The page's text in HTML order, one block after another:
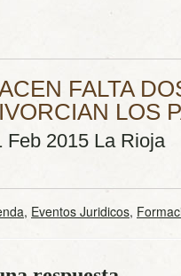
FALTA
LOS
Feb 2015 La Rioja
, Eventos Juridicos,